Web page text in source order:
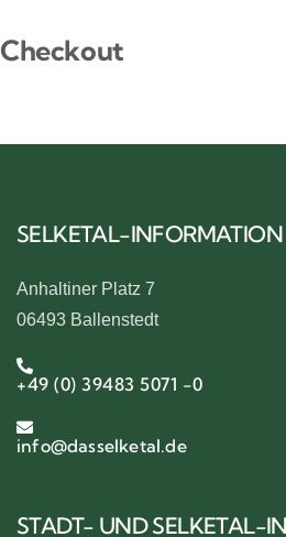
Checkout
SELKETAL-
Anhaltiner Platz 7
06493 Ballenstedt
+49 (0) 39483 5071 -0
info@dasselketal.de
STADT- UND SELKETAL-